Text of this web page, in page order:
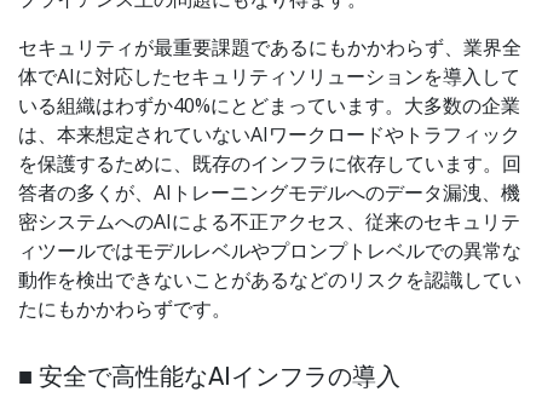
セキュリティが最重要課題であるにもかかわらず、業界全
体でAIに対応したセキュリティソリューションを導入して
いる組織はわずか40%にとどまっています。大多数の企業
は、本来想定されていないAIワークロードやトラフィック
を保護するために、既存のインフラに依存しています。回
答者の多くが、AIトレーニングモデルへのデータ漏洩、機
密システムへのAIによる不正アクセス、従来のセキュリテ
ィツールではモデルレベルやプロンプトレベルでの異常な
動作を検出できないことがあるなどのリスクを認識してい
たにもかかわらずです。
■ 安全で高性能なAIインフラの導入